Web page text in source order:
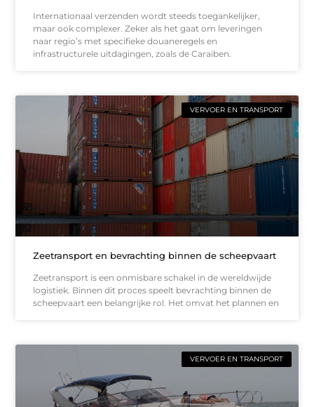
Internationaal verzenden wordt steeds toegankelijker,
maar ook complexer. Zeker als het gaat om leveringen
naar regio’s met specifieke douaneregels en
infrastructurele uitdagingen, zoals de Caraïben.
VERVOER EN TRANSPORT
Zeetransport en bevrachting binnen de scheepvaart
Zeetransport is een onmisbare schakel in de wereldwijde
logistiek. Binnen dit proces speelt bevrachting binnen de
scheepvaart een belangrijke rol. Het omvat het plannen en
VERVOER EN TRANSPORT